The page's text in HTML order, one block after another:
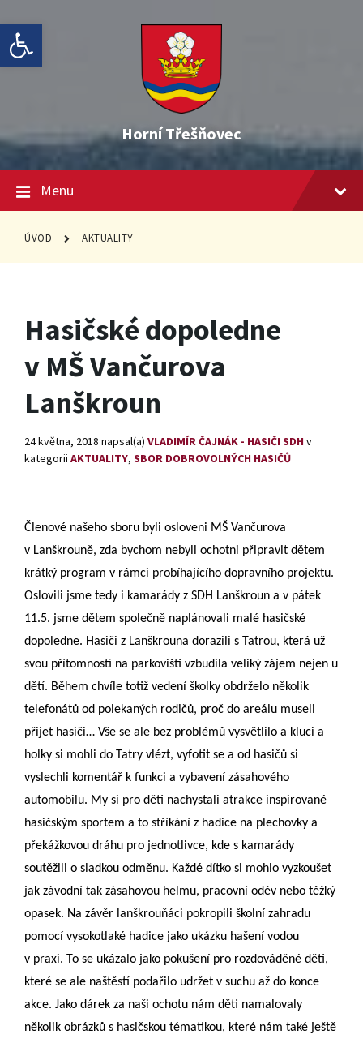
Open toolbar
to
content
to
main
navigation
to
footer
Horní Třešňovec
Menu
ÚVOD AKTUALITY
Hasičské dopoledne
v MŠ Vančurova
Lanškroun
24 května, 2018 napsal(a) VLADIMÍR ČAJNÁK - HASIČI SDH v
kategorii AKTUALITY, SBOR DOBROVOLNÝCH HASIČŮ
Členové našeho sboru byli osloveni MŠ Vančurova
v Lanškrouně, zda bychom nebyli ochotni připravit dětem
krátký program v rámci probíhajícího dopravního projektu.
Oslovili jsme tedy i kamarády z SDH Lanškroun a v pátek
11.5. jsme dětem společně naplánovali malé hasičské
dopoledne. Hasiči z Lanškrouna dorazili s Tatrou, která už
svou přítomností na parkovišti vzbudila veliký zájem nejen u
dětí. Během chvíle totiž vedení školky obdrželo několik
telefonátů od polekaných rodičů, proč do areálu museli
přijet hasiči… Vše se ale bez problémů vysvětlilo a kluci a
holky si mohli do Tatry vlézt, vyfotit se a od hasičů si
vyslechli komentář k funkci a vybavení zásahového
automobilu. My si pro děti nachystali atrakce inspirované
hasičským sportem a to stříkání z hadice na plechovky a
překážkovou dráhu pro jednotlivce, kde s kamarády
soutěžili o sladkou odměnu. Každé dítko si mohlo vyzkoušet
jak závodní tak zásahovou helmu, pracovní oděv nebo těžký
opasek. Na závěr lanškrouňáci pokropili školní zahradu
pomocí vysokotlaké hadice jako ukázku hašení vodou
v praxi. To se ukázalo jako pokušení pro rozdováděné děti,
které se ale naštěstí podařilo udržet v suchu až do konce
akce. Jako dárek za naši ochotu nám děti namalovaly
několik obrázků s hasičskou tématikou, které nám také ještě